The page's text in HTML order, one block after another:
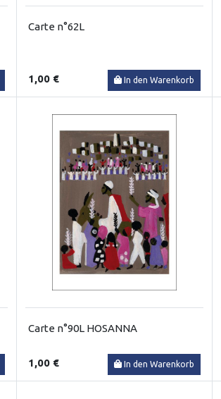
Carte n°62L
1,00 € In den Warenkorb
Carte n°90L HOSANNA
1,00 € In den Warenkorb